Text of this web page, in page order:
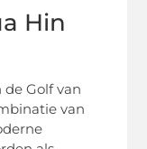
Hin
Golf van
van